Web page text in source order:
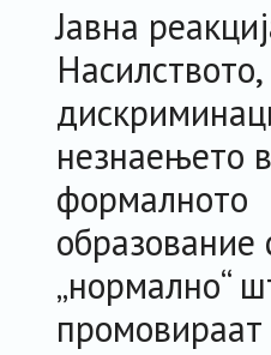
Јавна
Насилството,
незнаењето
формалното
образование
„нормално“